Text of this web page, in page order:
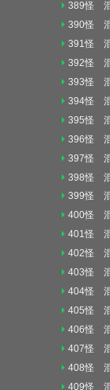
389怪
390怪
391怪
392怪
393怪
394怪
395怪
396怪
397怪
398怪
399怪
400怪
401怪
402怪
403怪
404怪
405怪
406怪 混
407怪 混
408怪 混
409怪 混